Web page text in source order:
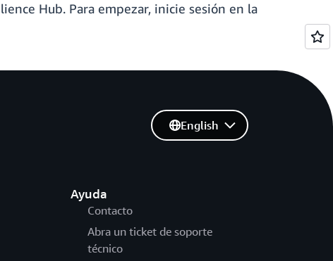
Hub. Para empezar, inicie sesión en la
Ayuda
Contacto
Abra un ticket de soporte
técnico
English